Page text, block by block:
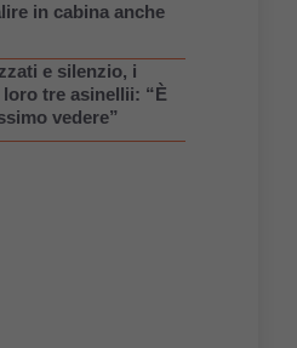
in cabina anche
e silenzio, i
tre asinellii: “È
vedere”